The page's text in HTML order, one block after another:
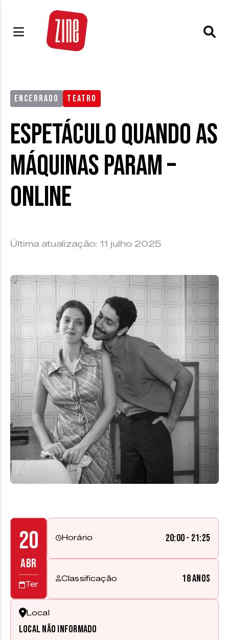
ENCERRADO TEATRO
Espetáculo Quando as
Máquinas Param –
Online
Última atualização: 11 julho 2025
20
ABR
Ter
Horário 20:00 - 21:25
Classificação 18 anos
Local
Local não informado